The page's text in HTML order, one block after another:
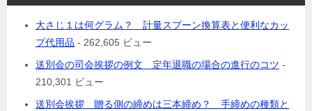
大さじ１は何グラム？ 計量スプーン換算表と便利なカッ
プ代用品 - 262,605 ビュー
送別会の司会挨拶の例文 定年退職の場合の進行のコツ -
210,301 ビュー
送別会挨拶 贈る側の締めは三本締め？ 手締めの種類と